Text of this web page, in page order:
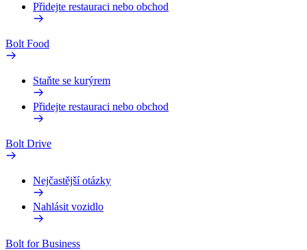
Přidejte restauraci nebo obchod
Bolt Food
Staňte se kurýrem
Přidejte restauraci nebo obchod
Bolt Drive
Nejčastější otázky
Nahlásit vozidlo
Bolt for Business